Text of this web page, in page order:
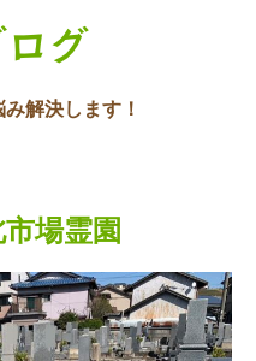
グ
解決します！
場霊園